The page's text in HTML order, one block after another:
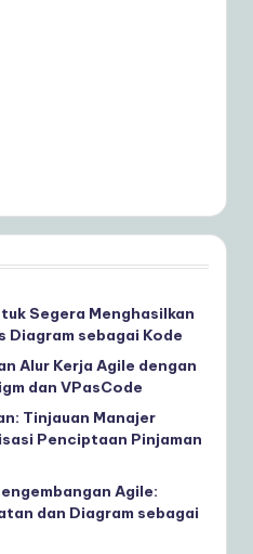
Segera Menghasilkan
Diagram sebagai Kode
Alur Kerja Agile dengan
dan VPasCode
Tinjauan Manajer
Penciptaan Pinjaman
Agile:
dan Diagram sebagai